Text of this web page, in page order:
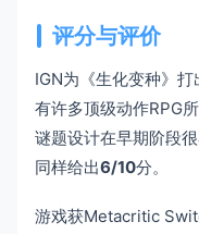
评分与评价
IGN为《生化变种》打
有许多顶级动作RPG
谜题设计在早期阶段
同样给出6/10分。
游戏获Metacritic